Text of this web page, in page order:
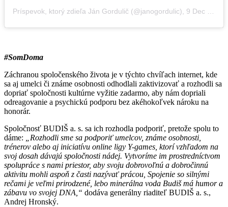
Príspevok, ktorý zdieľa Ján Gordulič (@janogordulic) 9 Dec 2019 o 1:57 PST
#SomDoma
Záchranou spoločenského života je v týchto chvíľach internet, kde
sa aj umelci či známe osobnosti odhodlali zaktivizovať a rozhodli sa
dopriať spoločnosti kultúrne vyžitie zadarmo, aby nám dopriali
odreagovanie a psychickú podporu bez akéhokoľvek nároku na
honorár.
Spoločnosť BUDIŠ a. s. sa ich rozhodla podporiť, pretože spolu to
dáme:
„Rozhodli sme sa podporiť umelcov, známe osobnosti,
trénerov alebo aj iniciatívu online ligy Y-games, ktorí vzhľadom na
svoj dosah dávajú spoločnosti nádej. Vytvoríme im prostredníctvom
spolupráce s nami priestor, aby svoju dobrovoľnú a dobročinnú
aktivitu mohli aspoň z časti nazývať prácou, Spojenie so silnými
rečami je veľmi prirodzené, lebo minerálna voda Budiš má humor a
zábavu vo svojej DNA,“ dodáva generálny riaditeľ BUDIŠ a. s.,
Andrej Hronský.